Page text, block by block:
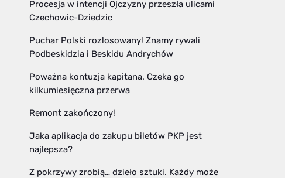
Procesja w intencji Ojczyzny przeszła ulicami
Czechowic-Dziedzic
Puchar Polski rozlosowany! Znamy rywali
Podbeskidzia i Beskidu Andrychów
Poważna kontuzja kapitana. Czeka go
kilkumiesięczna przerwa
Remont zakończony!
Jaka aplikacja do zakupu biletów PKP jest
najlepsza?
Z pokrzywy zrobią… dzieło sztuki. Każdy może